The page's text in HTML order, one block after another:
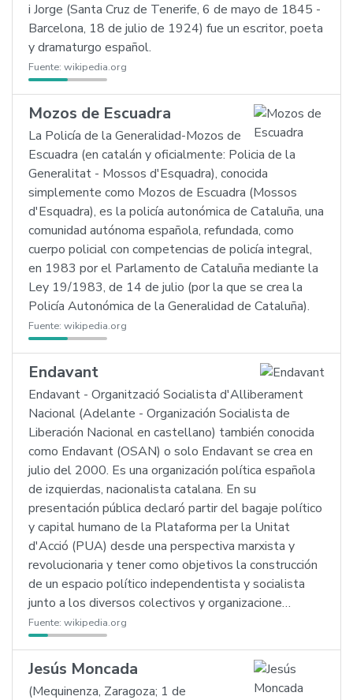
i Jorge (Santa Cruz de Tenerife, 6 de mayo de 1845 -
Barcelona, 18 de julio de 1924) fue un escritor, poeta
y dramaturgo español.
Fuente: wikipedia.org
Mozos de Escuadra
La Policía de la Generalidad-Mozos de
Escuadra (en catalán y oficialmente: Policia de la
Generalitat - Mossos d'Esquadra), conocida
simplemente como Mozos de Escuadra (Mossos
d'Esquadra), es la policía autonómica de Cataluña, una
comunidad autónoma española, refundada, como
cuerpo policial con competencias de policía integral,
en 1983 por el Parlamento de Cataluña mediante la
Ley 19/1983, de 14 de julio (por la que se crea la
Policía Autonómica de la Generalidad de Cataluña).
Fuente: wikipedia.org
Endavant
Endavant - Organització Socialista d'Alliberament
Nacional (Adelante - Organización Socialista de
Liberación Nacional en castellano) también conocida
como Endavant (OSAN) o solo Endavant se crea en
julio del 2000. Es una organización política española
de izquierdas, nacionalista catalana. En su
presentación pública declaró partir del bagaje político
y capital humano de la Plataforma per la Unitat
d'Acció (PUA) desde una perspectiva marxista y
revolucionaria y tener como objetivos la construcción
de un espacio político independentista y socialista
junto a los diversos colectivos y organizacione…
Fuente: wikipedia.org
Jesús Moncada
(Mequinenza, Zaragoza; 1 de